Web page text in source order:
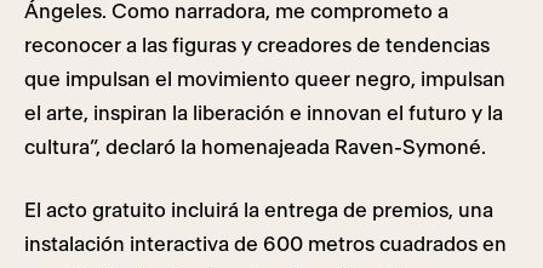
Ángeles. Como narradora, me comprometo a
reconocer a las figuras y creadores de tendencias
que impulsan el movimiento queer negro, impulsan
el arte, inspiran la liberación e innovan el futuro y la
cultura”, declaró la homenajeada Raven-Symoné.
El acto gratuito incluirá la entrega de premios, una
instalación interactiva de 600 metros cuadrados en